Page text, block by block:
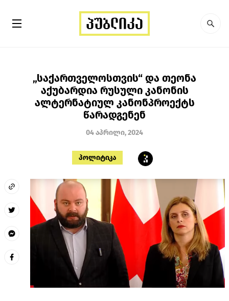
„საქართველოსთვის“ და თეონა
აქუბარდია რუსული კანონის
ალტერნატიულ კანონპროექტს
წარადგენენ
04 აპრილი, 2024
პოლიტიკა